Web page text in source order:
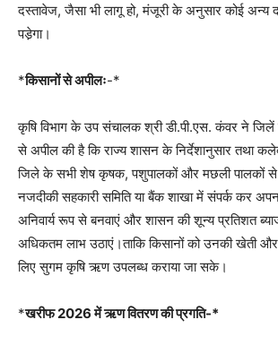
दस्तावेज, जैसा भी लागू हो, मंजूरी के अनुसार कोई अन्य
पडे़गा।
*किसानों से अपीलः-*
कृषि विभाग के उप संचालक श्री डी.पी.एस. कंवर ने जिलें
से अपील की है कि राज्य शासन के निर्देशानुसार तथा
जिले के सभी शेष कृषक, पशुपालकों और मछली पालकों
नजदीकी सहकारी समिति या बैंक शाखा में संपर्क कर
अनिवार्य रूप से बनवाएं और शासन की शून्य प्रतिशत
अधिकतम लाभ उठाएं।ताकि किसानों को उनकी खेती
लिए सुगम कृषि ऋण उपलब्ध कराया जा सके।
*खरीफ 2026 में ऋण वितरण की प्रगति-*